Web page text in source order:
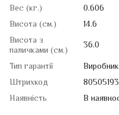
Вес (кг.)
0.606
Висота (см.)
14.6
Висота з
паличками (см.)
36.0
Тип гарантії
Виробник
Штрихкод
Наявність
В